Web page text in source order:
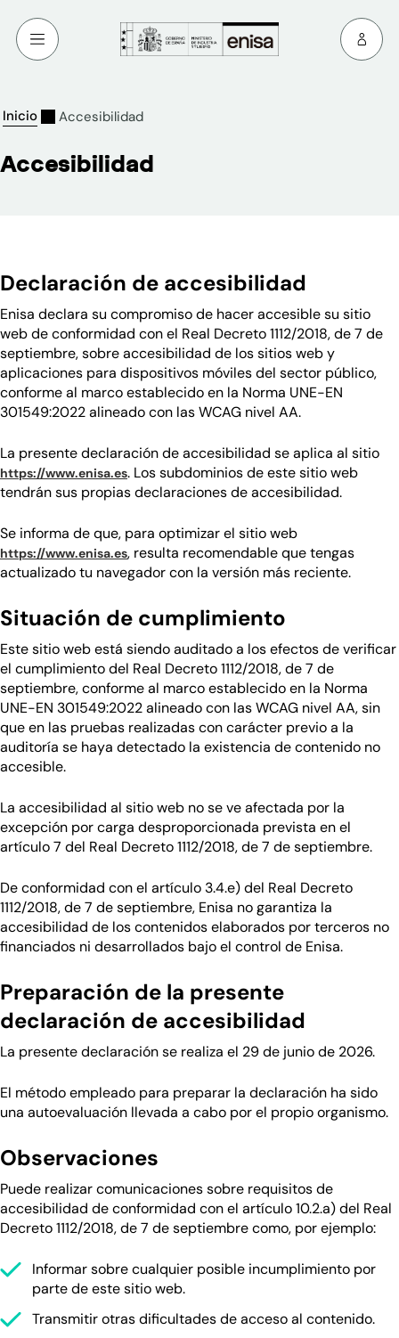
Inicio Accesibilidad
Accesibilidad
Declaración de accesibilidad
Enisa declara su compromiso de hacer accesible su sitio
web de conformidad con el Real Decreto 1112/2018, de 7 de
septiembre, sobre accesibilidad de los sitios web y
aplicaciones para dispositivos móviles del sector público,
conforme al marco establecido en la Norma UNE-EN
301549:2022 alineado con las WCAG nivel AA.
La presente declaración de accesibilidad se aplica al sitio
https://www.enisa.es. Los subdominios de este sitio web
tendrán sus propias declaraciones de accesibilidad.
Se informa de que, para optimizar el sitio web
https://www.enisa.es, resulta recomendable que tengas
actualizado tu navegador con la versión más reciente.
Situación de cumplimiento
Este sitio web está siendo auditado a los efectos de verificar
el cumplimiento del Real Decreto 1112/2018, de 7 de
septiembre, conforme al marco establecido en la Norma
UNE-EN 301549:2022 alineado con las WCAG nivel AA, sin
que en las pruebas realizadas con carácter previo a la
auditoría se haya detectado la existencia de contenido no
accesible.
La accesibilidad al sitio web no se ve afectada por la
excepción por carga desproporcionada prevista en el
artículo 7 del Real Decreto 1112/2018, de 7 de septiembre.
De conformidad con el artículo 3.4.e) del Real Decreto
1112/2018, de 7 de septiembre, Enisa no garantiza la
accesibilidad de los contenidos elaborados por terceros no
financiados ni desarrollados bajo el control de Enisa.
Preparación de la presente
declaración de accesibilidad
La presente declaración se realiza el 29 de junio de 2026.
El método empleado para preparar la declaración ha sido
una autoevaluación llevada a cabo por el propio organismo.
Observaciones
Puede realizar comunicaciones sobre requisitos de
accesibilidad de conformidad con el artículo 10.2.a) del Real
Decreto 1112/2018, de 7 de septiembre como, por ejemplo:
Informar sobre cualquier posible incumplimiento por
parte de este sitio web.
Transmitir otras dificultades de acceso al contenido.